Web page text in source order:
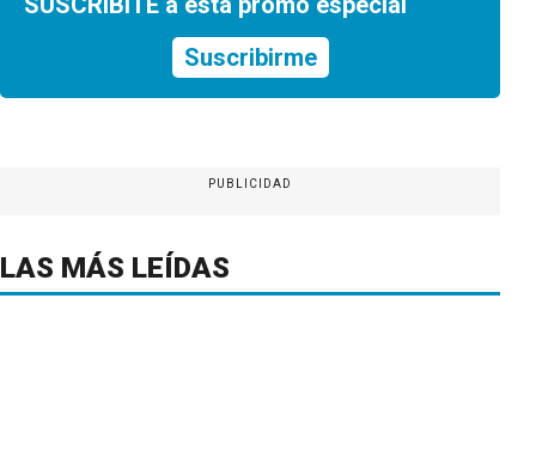
Suscribirme
PUBLICIDAD
LAS MÁS LEÍDAS